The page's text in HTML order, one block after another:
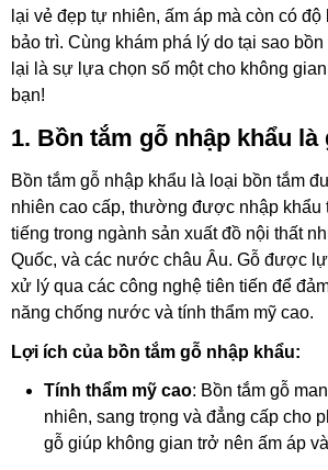
lại vẻ đẹp tự nhiên, ấm áp mà còn có
bảo trì. Cùng khám phá lý do tại sao
lại là sự lựa chọn số một cho không
bạn!
1. Bồn tắm gỗ nhập khẩu là
Bồn tắm gỗ nhập khẩu là loại bồn tắm
nhiên cao cấp, thường được nhập khẩu
tiếng trong ngành sản xuất đồ nội thất
Quốc, và các nước châu Âu. Gỗ được
xử lý qua các công nghệ tiên tiến để
năng chống nước và tính thẩm mỹ cao.
Lợi ích của bồn tắm gỗ nhập khẩu:
Tính thẩm mỹ cao: Bồn tắm gỗ
nhiên, sang trọng và đẳng cấp cho
gỗ giúp không gian trở nên ấm áp